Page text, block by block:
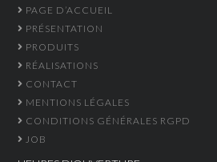
PAGE D’ACCUEIL
PRÉSENTATION
PRODUITS
RÉALISATIONS
CONTACT
MENTIONS LÉGALES
CONDITIONS GÉNÉRALES RGPD
JOB